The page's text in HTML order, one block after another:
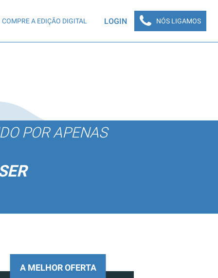
COMPRE A EDIÇÃO DIGITAL LOGIN NÓS LIGAMOS
POR APENAS
A MELHOR OFERTA